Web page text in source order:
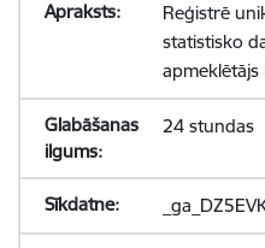
Reģistrē
statistisko
apmeklētājs
24 stundas